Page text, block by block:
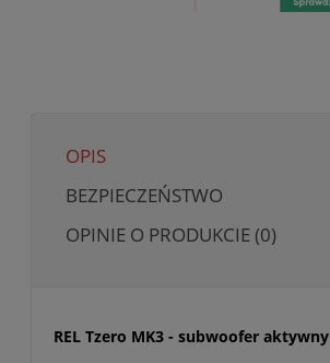
OPIS
BEZPIECZEŃSTWO
OPINIE O PRODUKCIE (0)
REL Tzero MK3 - subwoofer aktywny